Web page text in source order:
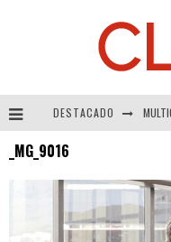
DESTACADO
_MG_9016